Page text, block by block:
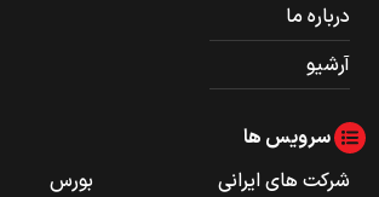
درباره ما
آرشیو
سرویس ها
شرکت های ایرانی
بورس